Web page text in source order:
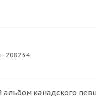
208234
канадского